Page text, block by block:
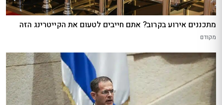
מתכננים אירוע בקרוב? אתם חייבים לטעום את הקייטרינג הזה
מקודם